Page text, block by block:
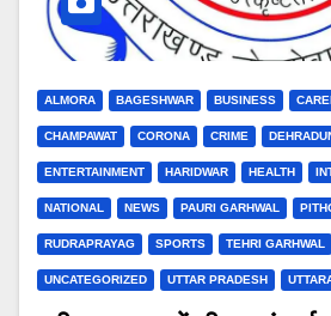
ALMORA BAGESHWAR BUSINESS
CHAMPAWAT CORONA CRIME
ENTERTAINMENT HARIDWAR HEALTH
NATIONAL NEWS PAURI GARHWAL
RUDRAPRAYAG SPORTS TEHRI GARHWAL
UNCATEGORIZED UTTAR PRADESH